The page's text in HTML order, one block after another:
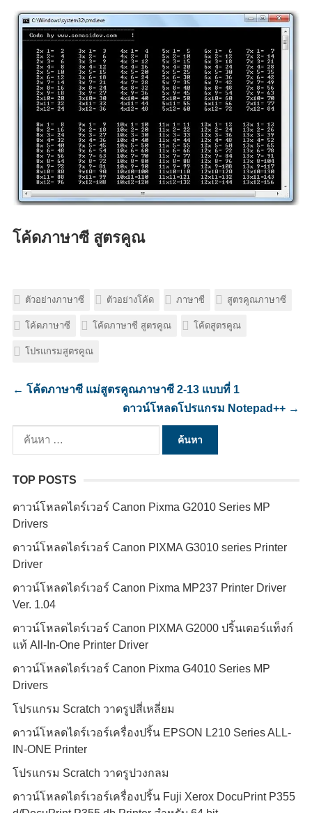
โค้ดภาษาซี สูตรคูณ
ตัวอย่างภาษาซี ตัวอย่างโค้ด ภาษาซี สูตรคูณภาษาซี
โค้ดภาษาซี โค้ดภาษาซี สูตรคูณ โค้ดสูตรคูณ
โปรแกรมสูตรคูณ
← โค้ดภาษาซี แม่สูตรคูณภาษาซี 2-13 แบบที่ 1
ดาวน์โหลดโปรแกรม Notepad++ →
ค้นหา
สำหรับ:
TOP POSTS
ดาวน์โหลดไดร์เวอร์ Canon Pixma G2010 Series MP
Drivers
ดาวน์โหลดไดร์เวอร์ Canon PIXMA G3010 series Printer
Driver
ดาวน์โหลดไดร์เวอร์ Canon Pixma MP237 Printer Driver
Ver. 1.04
ดาวน์โหลดไดร์เวอร์ Canon PIXMA G2000 ปริ้นเตอร์แท็งก์
แท้ All-In-One Printer Driver
ดาวน์โหลดไดร์เวอร์ Canon Pixma G4010 Series MP
Drivers
โปรแกรม Scratch วาดรูปสี่เหลี่ยม
ดาวน์โหลดไดร์เวอร์เครื่องปริ้น EPSON L210 Series ALL-
IN-ONE Printer
โปรแกรม Scratch วาดรูปวงกลม
ดาวน์โหลดไดร์เวอร์เครื่องปริ้น Fuji Xerox DocuPrint P355